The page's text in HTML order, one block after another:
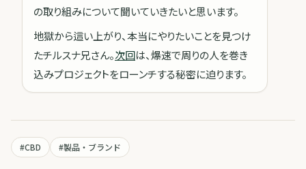
の取り組みについて聞いていきたいと思います。
地獄から這い上がり、本当にやりたいことを見つけ
たチルスナ兄さん。次回は、爆速で周りの人を巻き
込みプロジェクトをローンチする秘密に迫ります。
#CBD #製品・ブランド